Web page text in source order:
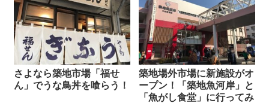
さよなら築地市場「福せ
ん」でうな鳥丼を喰らう！
築地場外市場に新施設がオ
ープン！「築地魚河岸」と
「魚がし食堂」に行ってみ